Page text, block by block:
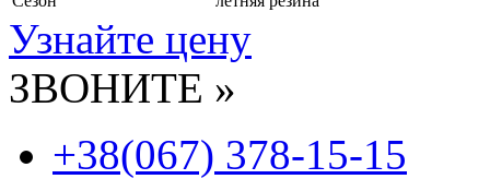
Узнайте цену
ЗВОНИТЕ »
+38(067) 378-15-15